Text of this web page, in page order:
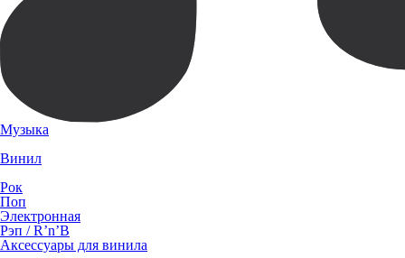
Музыка
Винил
Рок
Поп
Электронная
Рэп / R’n’B
Аксессуары для винила